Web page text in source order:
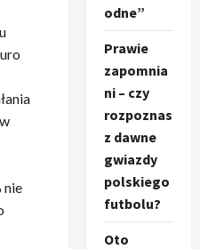
nie
odne”
Prawie
zapomnia
ni – czy
rozpoznas
z dawne
gwiazdy
polskiego
futbolu?
Oto